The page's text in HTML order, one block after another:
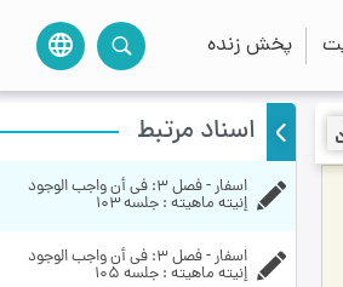
پخش زنده language
اسناد مرتبط
إنيته ماهيته : جلسه ۱۰۳
إنيته ماهيته : جلسه ۱۰۵